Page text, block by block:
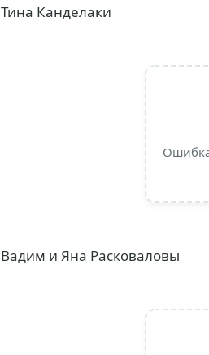
Тина Канделаки
Вадим и Яна Расковаловы